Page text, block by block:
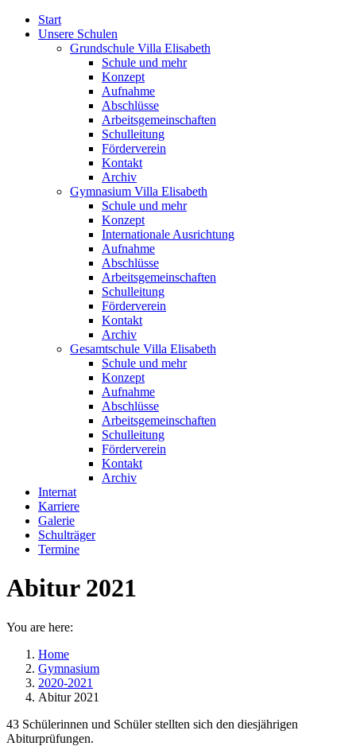
Start
Unsere Schulen
Grundschule Villa Elisabeth
Schule und mehr
Konzept
Aufnahme
Abschlüsse
Arbeitsgemeinschaften
Schulleitung
Förderverein
Kontakt
Archiv
Gymnasium Villa Elisabeth
Schule und mehr
Konzept
Internationale Ausrichtung
Aufnahme
Abschlüsse
Arbeitsgemeinschaften
Schulleitung
Förderverein
Kontakt
Archiv
Gesamtschule Villa Elisabeth
Schule und mehr
Konzept
Aufnahme
Abschlüsse
Arbeitsgemeinschaften
Schulleitung
Förderverein
Kontakt
Archiv
Internat
Karriere
Galerie
Schulträger
Termine
Abitur 2021
You are here:
Home
Gymnasium
2020-2021
Abitur 2021
43 Schülerinnen und Schüler stellten sich den diesjährigen
Abiturprüfungen.